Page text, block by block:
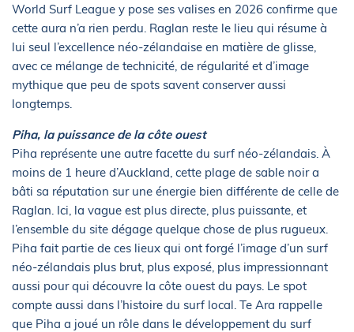
World Surf League y pose ses valises en 2026 confirme que
cette aura n’a rien perdu. Raglan reste le lieu qui résume à
lui seul l’excellence néo-zélandaise en matière de glisse,
avec ce mélange de technicité, de régularité et d’image
mythique que peu de spots savent conserver aussi
longtemps.
Piha, la puissance de la côte ouest
Piha représente une autre facette du surf néo-zélandais. À
moins de 1 heure d’Auckland, cette plage de sable noir a
bâti sa réputation sur une énergie bien différente de celle de
Raglan. Ici, la vague est plus directe, plus puissante, et
l’ensemble du site dégage quelque chose de plus rugueux.
Piha fait partie de ces lieux qui ont forgé l’image d’un surf
néo-zélandais plus brut, plus exposé, plus impressionnant
aussi pour qui découvre la côte ouest du pays. Le spot
compte aussi dans l’histoire du surf local. Te Ara rappelle
que Piha a joué un rôle dans le développement du surf